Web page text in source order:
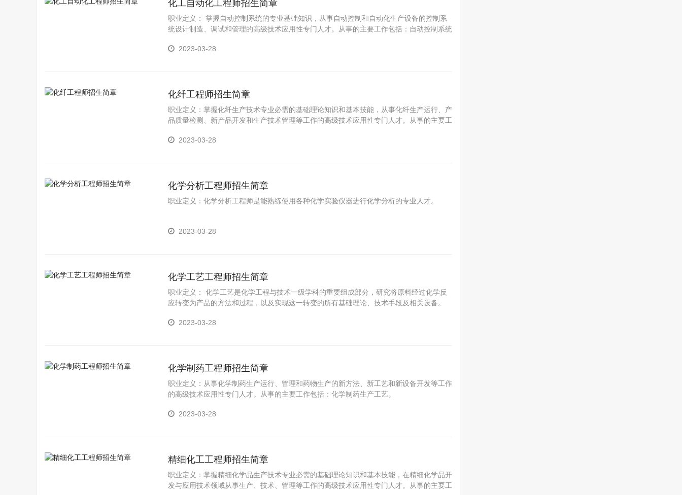
化工自动化工程师招生简章
职业定义： 掌握自动控制系统的专业基础知识，从事自动控制和自动化生产设备的控制系
统设计制造、调试和管理的高级技术应用性专门人才。从事的主要工作包括：自动控制系统
2023-03-28
化纤工程师招生简章
职业定义：掌握化纤生产技术专业必需的基础理论知识和基本技能，从事化纤生产运行、产
品质量检测、新产品开发和生产技术管理等工作的高级技术应用性专门人才。从事的主要工
2023-03-28
化学分析工程师招生简章
职业定义：化学分析工程师是能熟练使用各种化学实验仪器进行化学分析的专业人才。
2023-03-28
化学工艺工程师招生简章
职业定义： 化学工艺是化学工程与技术一级学科的重要组成部分，研究将原料经过化学反
应转变为产品的方法和过程，以及实现这一转变的所有基础理论、技术手段及相关设备。
2023-03-28
化学制药工程师招生简章
职业定义：从事化学制药生产运行、管理和药物生产的新方法、新工艺和新设备开发等工作
的高级技术应用性专门人才。从事的主要工作包括：化学制药生产工艺。
2023-03-28
精细化工工程师招生简章
职业定义：掌握精细化学品生产技术专业必需的基础理论知识和基本技能，在精细化学品开
发与应用技术领域从事生产、技术、管理等工作的高级技术应用性专门人才。从事的主要工